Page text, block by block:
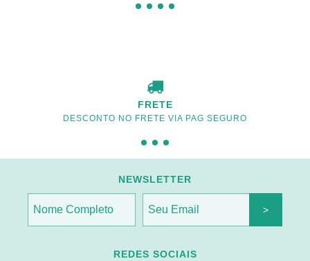
FRETE
DESCONTO NO FRETE VIA PAG SEGURO
NEWSLETTER
REDES SOCIAIS